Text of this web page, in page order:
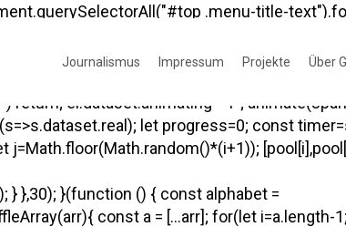
.menu-title-
el.innerHTML="";
span.textContent=letter; if(letter===" "){
el.appendChild(span); }); const
return; el.dataset.animating="1";
let progress=0; const
} },30); }(function () { const alphabet =
const a = [...arr]; for(let i=a.length-
Journalismus Impressum Projekte Über